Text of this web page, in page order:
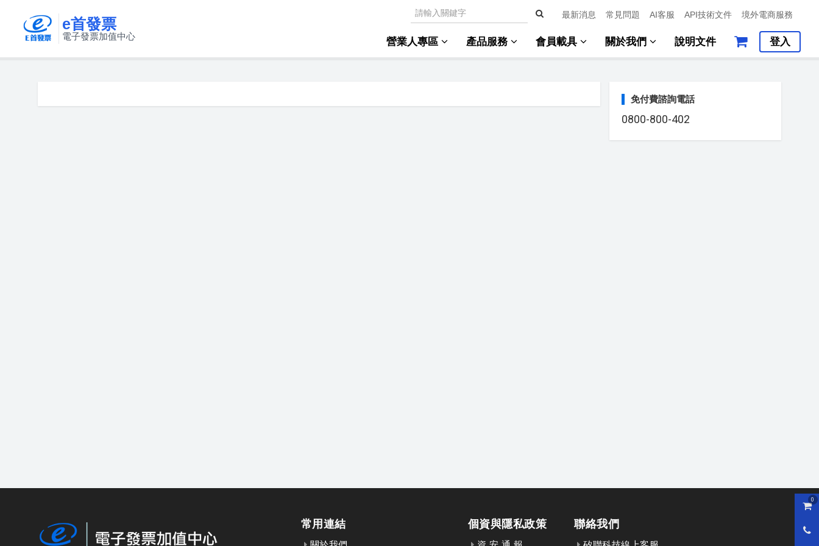
購
0
e首發票
電子發票加值中心
最新消息 常見問題 AI客服 API技術文件 境外電商服務
營業人專區 產品服務 會員載具 關於我們 說明文件 登入
免付費諮詢電話
0800-800-402
常用連結 個資與隱私政策 聯絡我們